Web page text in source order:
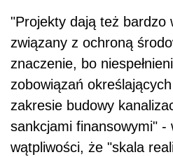
"Projekty dają też bardzo
związany z ochroną
znaczenie, bo
zobowiązań
zakresie budowy
sankcjami finansowymi" -
wątpliwości, że "skala